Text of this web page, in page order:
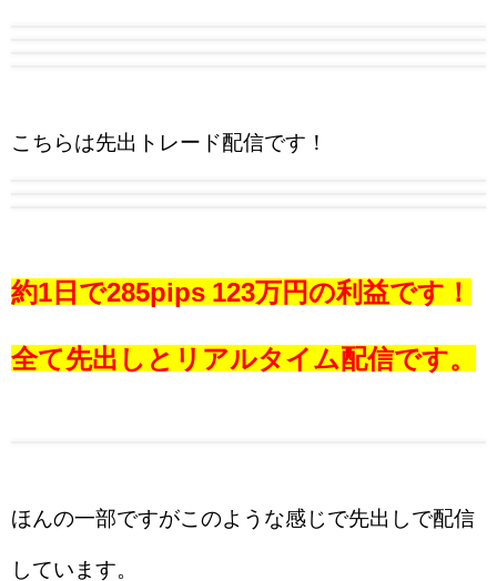
こちらは先出トレード配信です！
約1日で285pips 123万円の利益です！
全て先出しとリアルタイム配信です。
ほんの一部ですがこのような感じで先出しで配信
しています。